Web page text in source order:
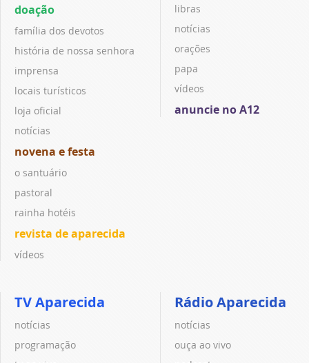
doação
família dos devotos
história de nossa senhora
imprensa
locais turísticos
loja oficial
notícias
novena e festa
o santuário
pastoral
rainha hotéis
revista de aparecida
vídeos
libras
notícias
orações
papa
vídeos
anuncie no A12
TV Aparecida
notícias
programação
Rádio Aparecida
notícias
ouça ao vivo